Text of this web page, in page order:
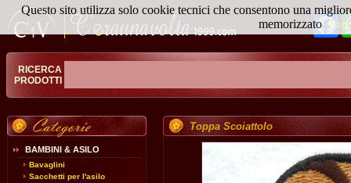
RICERCA
PRODOTTI
BAMBINI & ASILO
Bavaglini
Sacchetti per l'asilo
Toppa Scoiattolo
Questo sito utilizza solo cookie tecnici che consentono una
memorizzato